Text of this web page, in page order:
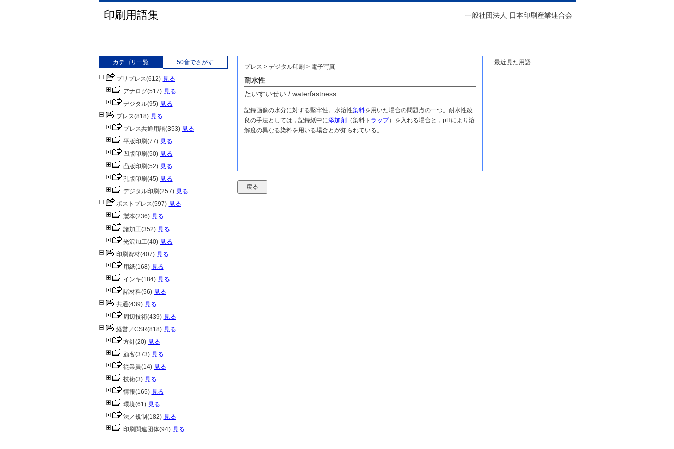
印刷用語集 一般社団法人 日本印刷産業連合会
カテゴリ一覧 50音でさがす
プリプレス(612) 見る
アナログ(517) 見る
デジタル(95) 見る
プレス(818) 見る
プレス共通用語(353) 見る
平版印刷(77) 見る
凹版印刷(50) 見る
凸版印刷(52) 見る
孔版印刷(45) 見る
デジタル印刷(257) 見る
ポストプレス(597) 見る
製本(236) 見る
諸加工(352) 見る
光沢加工(40) 見る
印刷資材(407) 見る
用紙(168) 見る
インキ(184) 見る
諸材料(56) 見る
共通(439) 見る
周辺技術(439) 見る
経営／CSR(818) 見る
方針(20) 見る
顧客(373) 見る
従業員(14) 見る
技術(3) 見る
情報(165) 見る
環境(61) 見る
法／規制 (182) 見る
印刷関連団体(94) 見る
プレス > デジタル印刷 > 電子写真
耐水性
たいすいせい / waterfastness
記録画像の水分に対する堅牢性。水溶性染料を用いた場合の問題点の一つ。耐水性改
良の手法としては，記録紙中に添加剤 （染料ト ラップ）を入れる場合と，pHにより溶
解度の異なる染料を用いる場合とが知られている。
最近見た用語